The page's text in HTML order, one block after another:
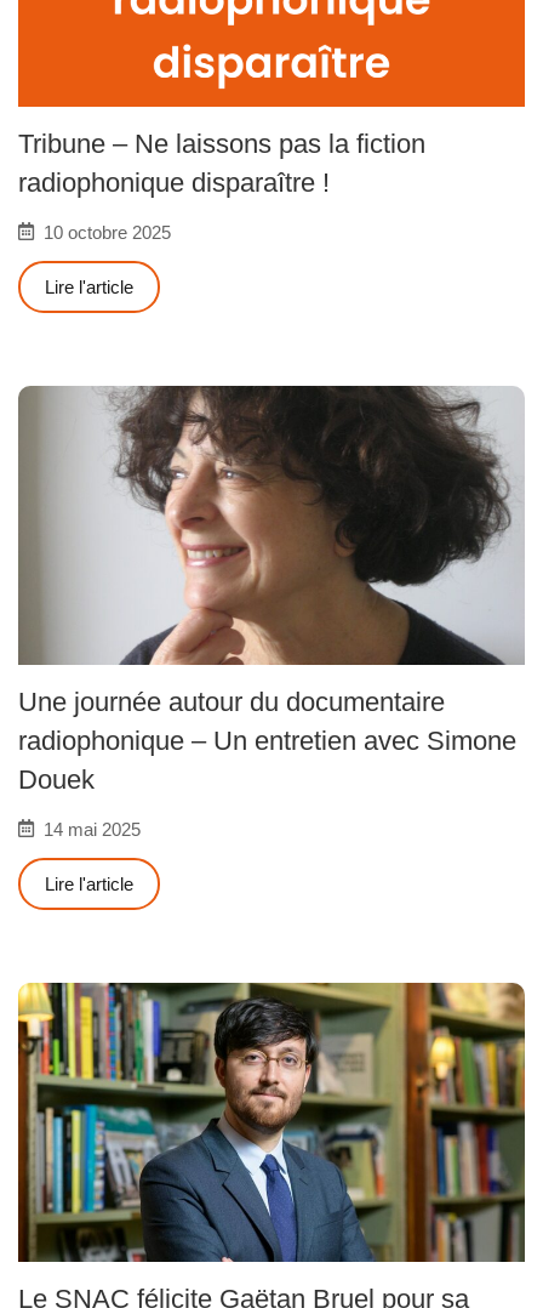
Tribune – Ne laissons pas la fiction
radiophonique disparaître !
10 octobre 2025
Lire l'article
Une journée autour du documentaire
radiophonique – Un entretien avec Simone
Douek
14 mai 2025
Lire l'article
Le SNAC félicite Gaëtan Bruel pour sa